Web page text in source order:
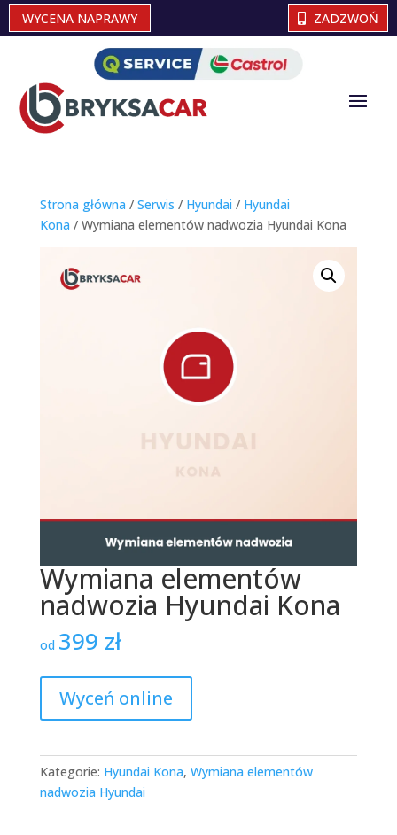
WYCENA NAPRAWY ZADZWOŃ
Strona główna / Serwis / Hyundai / Hyundai
Kona / Wymiana elementów nadwozia Hyundai Kona
Wymiana elementów
nadwozia Hyundai Kona
od 399 zł
Wyceń online
Kategorie: Hyundai Kona, Wymiana elementów
nadwozia Hyundai